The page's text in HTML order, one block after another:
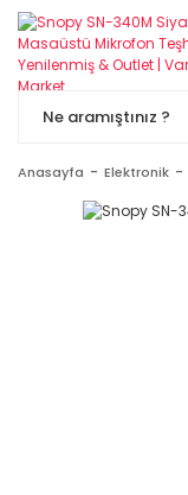
Anasayfa Elektronik